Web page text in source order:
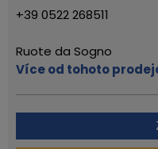
+39 0522 268511
Ruote da Sogno
Více od tohoto